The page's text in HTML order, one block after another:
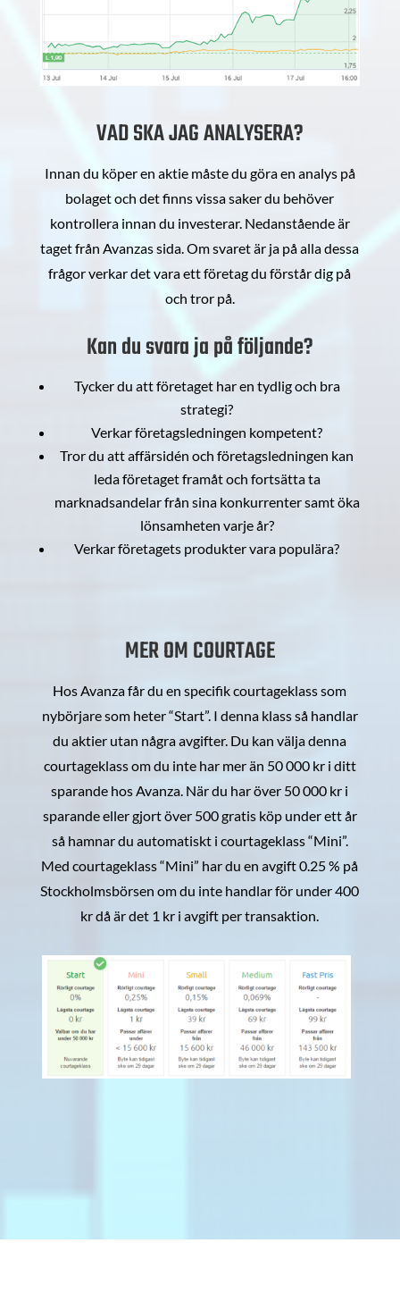
VAD SKA JAG ANALYSERA?
Innan du köper en aktie måste du göra en analys på
bolaget och det finns vissa saker du behöver
kontrollera innan du investerar. Nedanstående är
taget från Avanzas sida. Om svaret är ja på alla dessa
frågor verkar det vara ett företag du förstår dig på
och tror på.
Kan du svara ja på följande?
Tycker du att företaget har en tydlig och bra
strategi?
Verkar företagsledningen kompetent?
Tror du att affärsidén och företagsledningen kan
leda företaget framåt och fortsätta ta
marknadsandelar från sina konkurrenter samt öka
lönsamheten varje år?
Verkar företagets produkter vara populära?
MER OM COURTAGE
Hos Avanza får du en specifik courtageklass som
nybörjare som heter “Start”. I denna klass så handlar
du aktier utan några avgifter. Du kan välja denna
courtageklass om du inte har mer än 50 000 kr i ditt
sparande hos Avanza. När du har över 50 000 kr i
sparande eller gjort över 500 gratis köp under ett år
så hamnar du automatiskt i courtageklass “Mini”.
Med courtageklass “Mini” har du en avgift 0.25 % på
Stockholmsbörsen om du inte handlar för under 400
kr då är det 1 kr i avgift per transaktion.